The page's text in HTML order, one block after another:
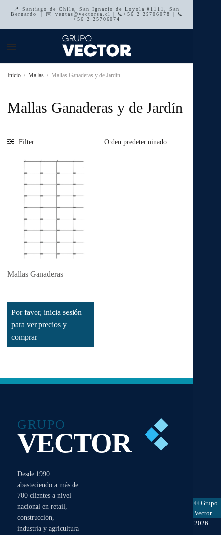
📍 Santiago de Chile, San Ignacio de Loyola #1111, San
Bernardo. | ✉️ ventas@vectorsa.cl | 📞+56 2 25706078 | 📞
+56 2 25706074
Inicio / Mallas / Mallas Ganaderas y de Jardín
Mallas Ganaderas y de Jardín
Filter
Mallas Ganaderas
Por favor, inicia sesión
para ver precios y
comprar
GRUPO
VECTOR
Desde 1990
abasteciendo a más de
700 clientes a nivel
nacional en retail,
construcción,
industria y agricultura
© Grupo
Vector
2026